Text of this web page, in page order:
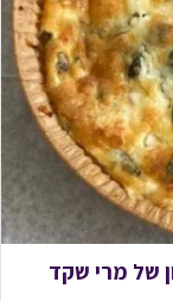
של מרי שקד